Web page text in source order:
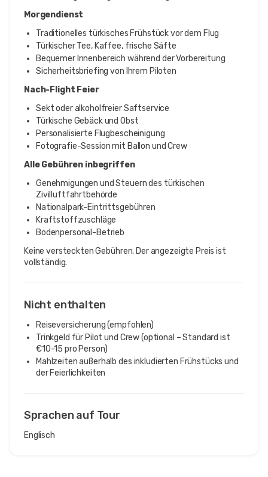
Morgendienst
Traditionelles türkisches Frühstück vor dem Flug
Türkischer Tee, Kaffee, frische Säfte
Bequemer Innenbereich während der Vorbereitung
Sicherheitsbriefing von Ihrem Piloten
Nach-Flight Feier
Sekt oder alkoholfreier Saftservice
Türkische Gebäck und Obst
Personalisierte Flugbescheinigung
Fotografie-Session mit Ballon und Crew
Alle Gebühren inbegriffen
Genehmigungen und Steuern des türkischen
Zivilluftfahrtbehörde
Nationalpark-Eintrittsgebühren
Kraftstoffzuschläge
Bodenpersonal-Betrieb
Keine versteckten Gebühren. Der angezeigte Preis ist
vollständig.
Nicht enthalten
Reiseversicherung (empfohlen)
Trinkgeld für Pilot und Crew (optional – Standard ist
€10-15 pro Person)
Mahlzeiten außerhalb des inkludierten Frühstücks und
der Feierlichkeiten
Sprachen auf Tour
Englisch